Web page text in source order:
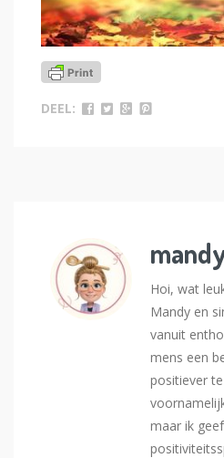
DEEL:
Hoi, wat
Mandy en
vanuit
mens een
positiever
maar ik